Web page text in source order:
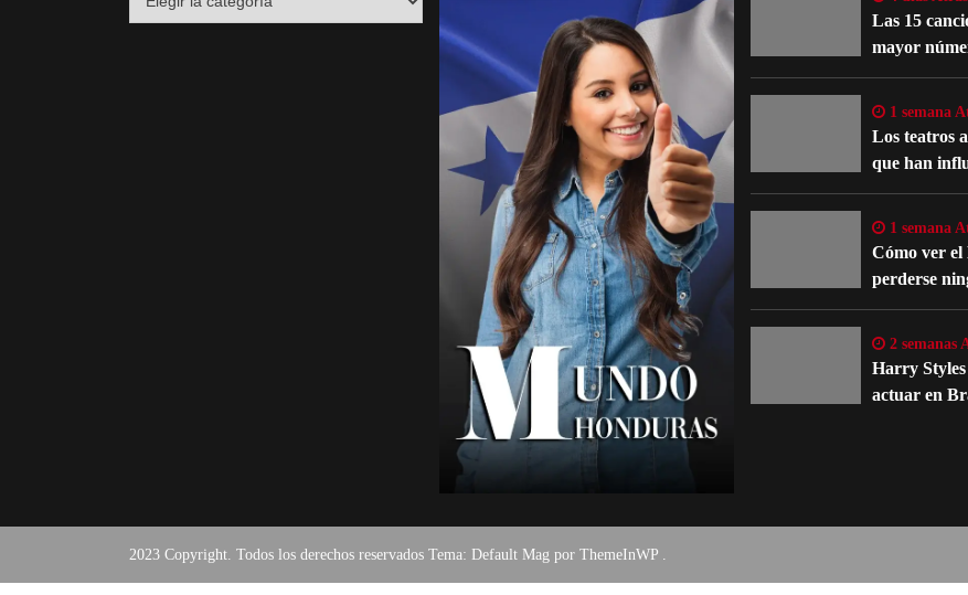
Las 15
mayor
1 semana
Los teatros
que han
evolución
1 semana
Cómo ver
perderse
detalle
2 semanas
Harry
actuar en
2023 Copyright. Todos los derechos reservados Tema: Default Mag por ThemeInWP .